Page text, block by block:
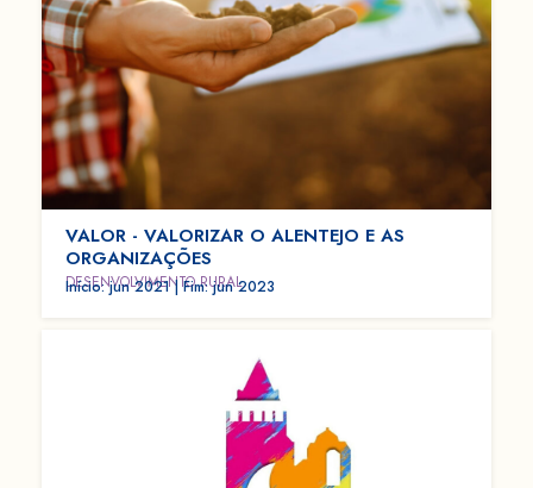
VALOR - VALORIZAR O ALENTEJO E AS
ORGANIZAÇÕES
DESENVOLVIMENTO RURAL
Início: jun 2021 | Fim: jun 2023